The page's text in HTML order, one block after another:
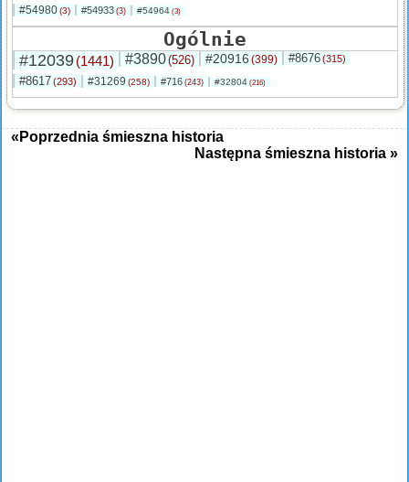
#54980(3) #54933 (3) #54964 (3)
Ogólnie
#12039(1441) #3890(526) #20916 (399) #8676(315)
#8617(293) #31269 (258) #716 (243) #32804 (216)
«Poprzednia śmieszna historia
Następna śmieszna historia »